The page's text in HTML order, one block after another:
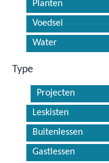
Planten
Voedsel
Water
Type
Projecten
Leskisten
Buitenlessen
Gastlessen